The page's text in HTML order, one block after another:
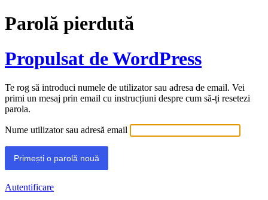
Parolă pierdută
Propulsat de WordPress
Te rog să introduci numele de utilizator sau adresa de email. Vei
primi un mesaj prin email cu instrucțiuni despre cum să-ți resetezi
parola.
Nume utilizator sau adresă email
Autentificare